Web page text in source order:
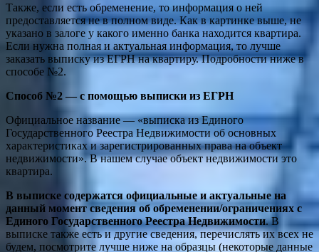
Также, если есть обременение, то информация о ней
предоставляется не в полном виде. Как в картинке выше, не
указано в залоге у какого именно банка находится квартира.
Если нужна полная и актуальная информация, то лучше
заказать выписку из ЕГРН на квартиру. Подробности ниже в
способе №2.
Способ №2 — с помощью выписки из ЕГРН
Официальное название — «выписка из Единого
Государственного Реестра Недвижимости об основных
характеристиках и зарегистрированных права на объект
недвижимости». В нашем случае объект недвижимости это
квартира.
В выписке содержатся официальные и актуальные на
данный момент сведения об обременении/ограничениях с
Единого Государственного Реестра Недвижимости. В
выписке также есть и другие сведения, перечислять их всех не
будем, посмотрите лучше ниже на образцы (некоторые данные